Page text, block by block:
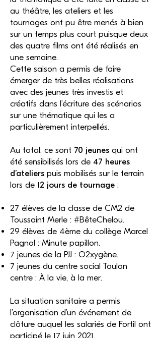
au théâtre, les ateliers et les
tournages ont pu être menés à bien
sur un temps plus court puisque deux
des quatre films ont été réalisés en
une semaine.
Cette saison a permis de faire
émerger de très belles réalisations
avec des jeunes très investis et
créatifs dans l’écriture des scénarios
sur une thématique qui les a
particulièrement interpellés.
Au total, ce sont 70 jeunes qui ont
été sensibilisés lors de 47 heures
d’ateliers puis mobilisés sur le terrain
lors de 12 jours de tournage :
27 élèves de la classe de CM2 de
Toussaint Merle : #BêteChelou.
29 élèves de 4ème du collège Marcel
Pagnol : Minute papillon.
7 jeunes de la PJJ : O2xygène.
7 jeunes du centre social Toulon
centre : À la vie, à la mer.
La situation sanitaire a permis
l’organisation d’un événement de
clôture auquel les salariés de Fortil ont
participé le 17 juin 2021.